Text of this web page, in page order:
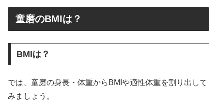
童磨のBMIは？
BMIは？
では、童磨の身長・体重からBMIや適性体重を割り出して
みましょう。